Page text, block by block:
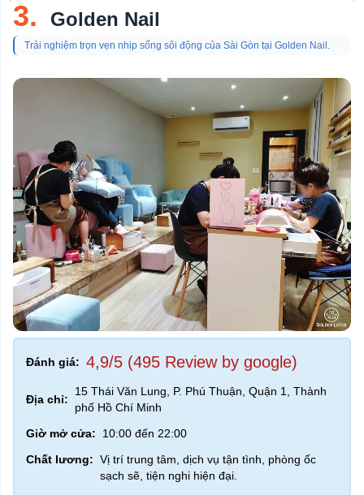
3. Golden Nail
Trải nghiệm trọn vẹn nhịp sống sôi động của Sài Gòn tại Golden Nail.
Đánh giá: 4,9/5 (495 Review by google)
Địa chỉ:
15 Thái Văn Lung, P. Phú Thuận, Quận 1, Thành
phố Hồ Chí Minh
Giờ mở cửa:
10:00 đến 22:00
Chất lương: Vị trí trung tâm, dịch vụ tận tình, phòng ốc
sạch sẽ, tiện nghi hiện đại.